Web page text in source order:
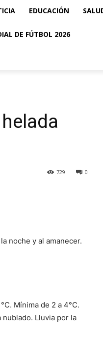
EDUCACIÓN
DE FÚTBOL 2026
0
729
noche y al amanecer.
Mínima de 2 a 4°C.
nublado. Lluvia por la